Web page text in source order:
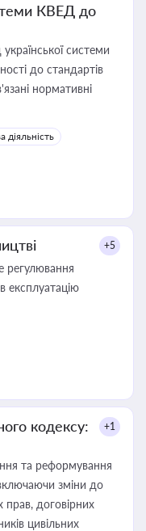
КВЕД до
системи
до стандартів
нормативні
діяльність
+5
регулювання
експлуатацію
кодексу:
+1
та реформування
зміни до
договірних
цивільних